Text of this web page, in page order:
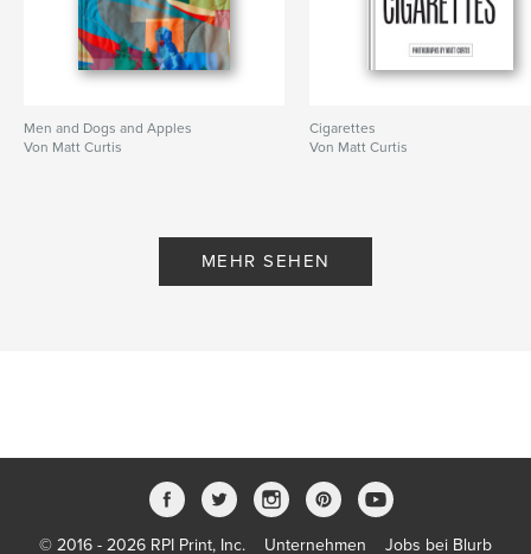
Men and Dogs and Apples
Von Matt Curtis
Cigarettes
Von Matt Curtis
MEHR SEHEN
© 2016 - 2026 RPI Print, Inc. Unternehmen Jobs bei Blurb